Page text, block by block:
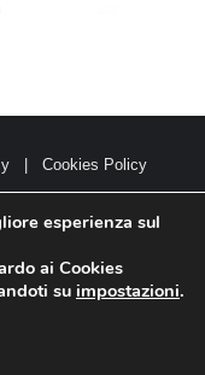
| Cookies Policy
01791310996 |
| Realizzato da
esperienza sul
ai Cookies
su impostazioni.